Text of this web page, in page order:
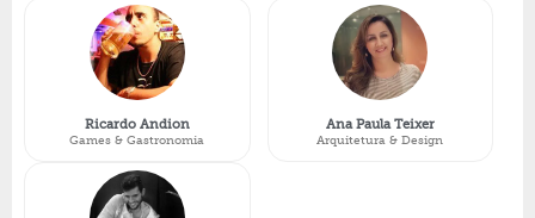
Ricardo Andion
Games & Gastronomia
Ana Paula Teixer
Arquitetura & Design